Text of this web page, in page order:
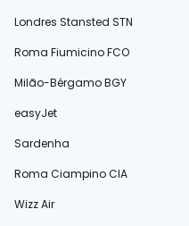
Londres Stansted STN
Roma Fiumicino FCO
Milão-Bérgamo BGY
easyJet
Sardenha
Roma Ciampino CIA
Wizz Air